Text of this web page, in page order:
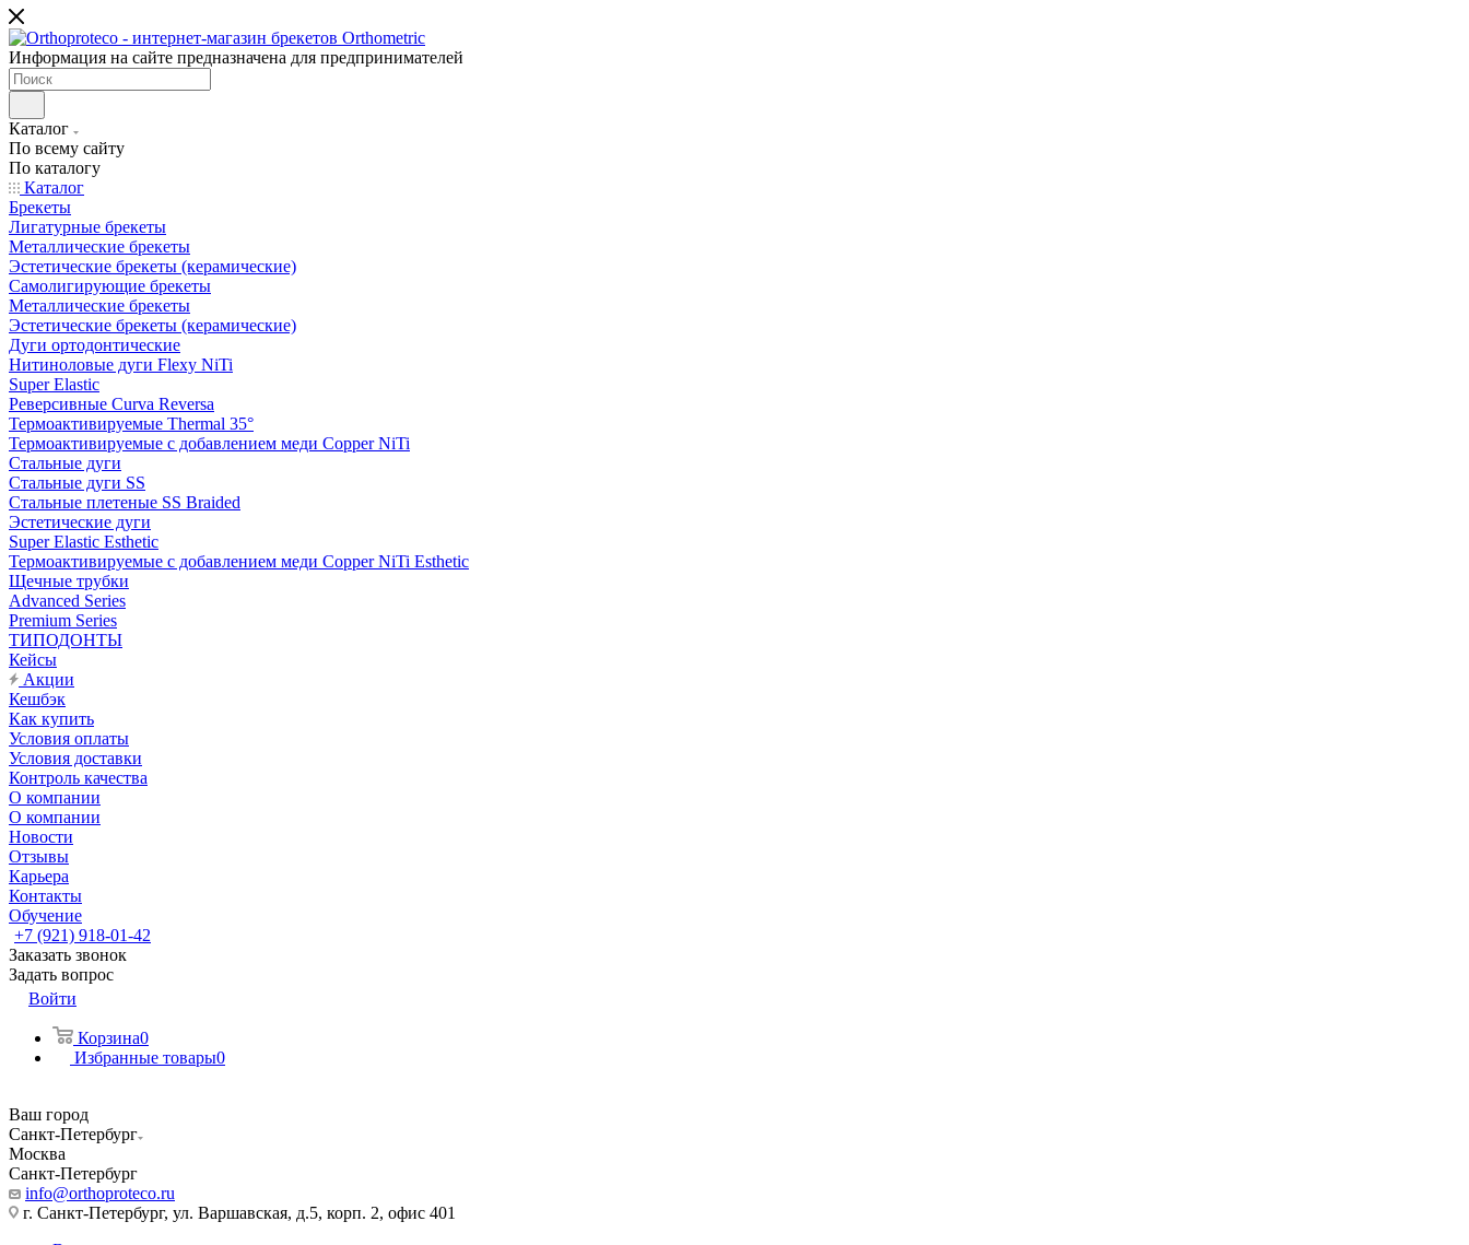
Информация на сайте предназначена для предпринимателей
Каталог
По всему сайту
По каталогу
Каталог
Брекеты
Лигатурные брекеты
Металлические брекеты
Эстетические брекеты (керамические)
Самолигирующие брекеты
Металлические брекеты
Эстетические брекеты (керамические)
Дуги ортодонтические
Нитиноловые дуги Flexy NiTi
Super Elastic
Реверсивные Curva Reversa
Термоактивируемые Thermal 35°
Термоактивируемые с добавлением меди Copper NiTi
Стальные дуги
Стальные дуги SS
Стальные плетеные SS Braided
Эстетические дуги
Super Elastic Esthetic
Термоактивируемые с добавлением меди Copper NiTi Esthetic
Щечные трубки
Advanced Series
Premium Series
ТИПОДОНТЫ
Кейсы
Акции
Кешбэк
Как купить
Условия оплаты
Условия доставки
Контроль качества
О компании
О компании
Новости
Отзывы
Карьера
Контакты
Обучение
+7 (921) 918-01-42
Заказать звонок
Задать вопрос
Войти
Корзина0
Избранные товары0
Ваш город
Санкт-Петербург
Москва
Санкт-Петербург
info@orthoproteco.ru
г. Санкт-Петербург, ул. Варшавская, д.5, корп. 2, офис 401